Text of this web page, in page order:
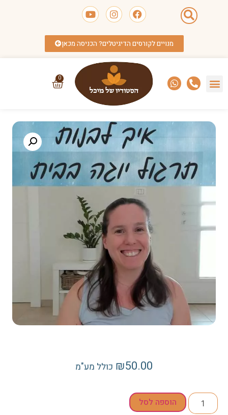
מנויים לקורסים הדיגיטלים? הכניסה מכאן
₪50.00 כולל מע"מ
הוספה לסל